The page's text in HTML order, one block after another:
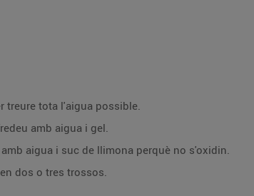
treure tota l'aigua possible.
amb aigua i gel.
aigua i suc de llimona perquè no s'oxidin.
dos o tres trossos.